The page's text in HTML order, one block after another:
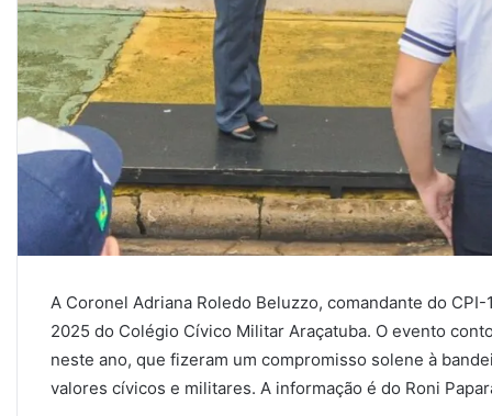
A Coronel Adriana Roledo Beluzzo, comandante do
2025 do Colégio Cívico Militar Araçatuba. O evento
neste ano, que fizeram um compromisso solene à
valores cívicos e militares. A informação é do Roni